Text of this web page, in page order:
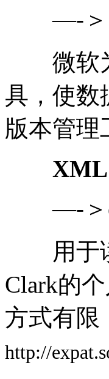
—-＞
微软为
具，使数
版本管理
XML
—-＞
用于读
Clark的
方式有限
http://